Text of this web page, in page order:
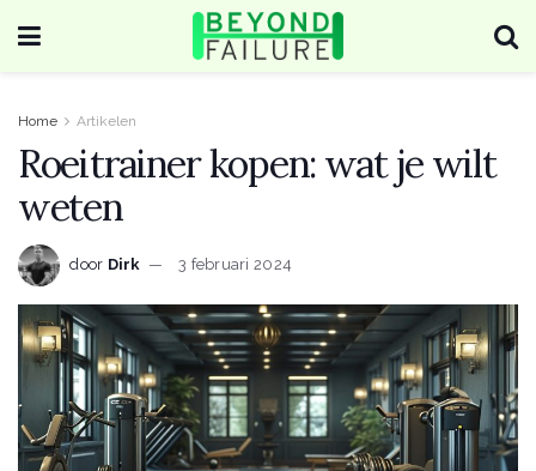
Home Artikelen
Roeitrainer kopen: wat je wilt
weten
door Dirk 3 februari 2024